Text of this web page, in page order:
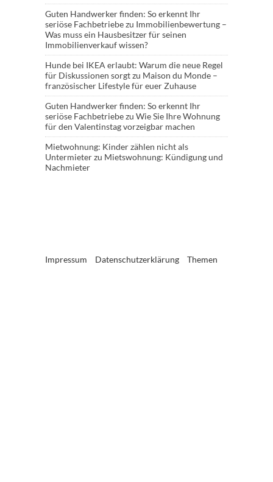
Guten Handwerker finden: So erkennt Ihr
seriöse Fachbetriebezu Immobilienbewertung –
Was muss ein Hausbesitzer für seinen
Immobilienverkauf wissen?
Hunde bei IKEA erlaubt: Warum die neue Regel
für Diskussionen sorgtzu Maison du Monde –
französischer Lifestyle für euer Zuhause
Guten Handwerker finden: So erkennt Ihr
seriöse Fachbetriebezu Wie Sie Ihre Wohnung
für den Valentinstag vorzeigbar machen
Mietwohnung: Kinder zählen nicht als
Untermieterzu Mietswohnung: Kündigung und
Nachmieter
Impressum Datenschutzerklärung Themen